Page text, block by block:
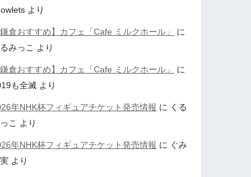
より
鎌倉おすすめ】カフェ「Cafe ミルクホール」
に
みっこ より
鎌倉おすすめ】カフェ「Cafe ミルクホール」
に
も全滅 より
年NHK杯フィギュアチケット発売情報 に くる
こ より
年NHK杯フィギュアチケット発売情報 に ぐみ
より